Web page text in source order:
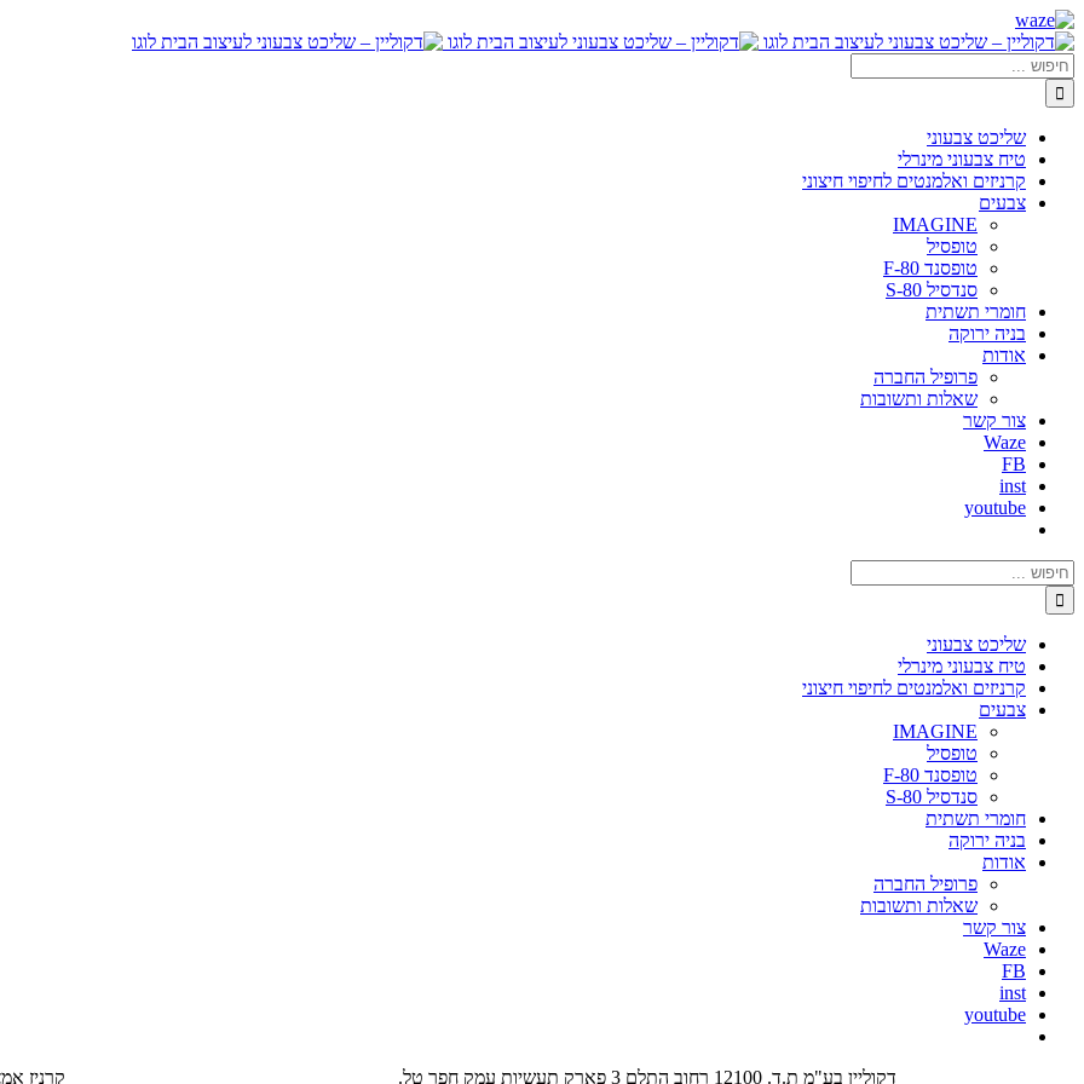
דלג
לתוכן
Waze
Facebook
חיפוש...
שליכט צבעוני
טיח צבעוני מינרלי
קרניזים ואלמנטים לחיפוי חיצוני
צבעים
IMAGINE
טופסיל
טופסנד F-80
סנדסיל S-80
חומרי תשתית
בניה ירוקה
אודות
פרופיל החברה
שאלות ותשובות
צור קשר
Waze
FB
inst
youtube
חיפוש...
שליכט צבעוני
טיח צבעוני מינרלי
קרניזים ואלמנטים לחיפוי חיצוני
צבעים
IMAGINE
טופסיל
טופסנד F-80
סנדסיל S-80
חומרי תשתית
בניה ירוקה
אודות
פרופיל החברה
שאלות ותשובות
צור קשר
Waze
FB
inst
youtube
קרניז דקוליין בע"מ ת.ד. 12100 רחוב התלם 3 פארק תעשיות עמק חפר טל.